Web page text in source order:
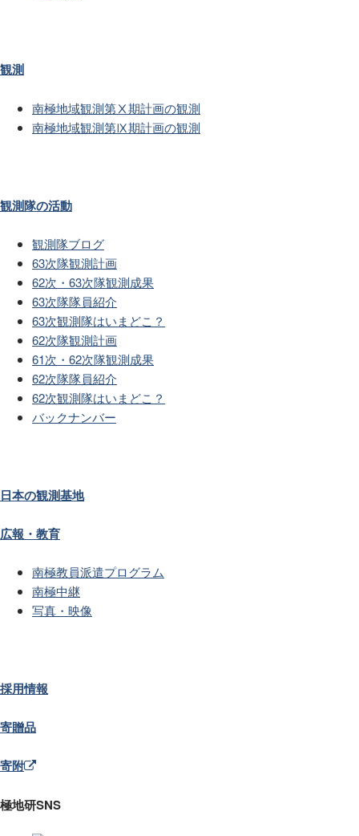
観測
南極地域観測第Ⅹ期計画の観測
南極地域観測第Ⅸ期計画の観測
観測隊の活動
観測隊ブログ
63次隊観測計画
62次・63次隊観測成果
63次隊隊員紹介
63次観測隊はいまどこ？
62次隊観測計画
61次・62次隊観測成果
62次隊隊員紹介
62次観測隊はいまどこ？
バックナンバー
日本の観測基地
広報・教育
南極教員派遣プログラム
南極中継
写真・映像
採用情報
寄贈品
寄附
極地研SNS